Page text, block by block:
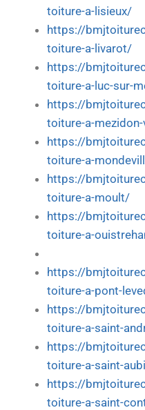
toiture-a-lisieux/
https://
toiture-a-livarot/
https://
toiture-a-luc-sur-
https://
toiture-a-
https://
toiture-a-
https://
toiture-a-moult/
https://
toiture-a-
https://
toiture-a-pont-
https://
toiture-a-saint-
https://
toiture-a-saint-
https://
toiture-a-saint-